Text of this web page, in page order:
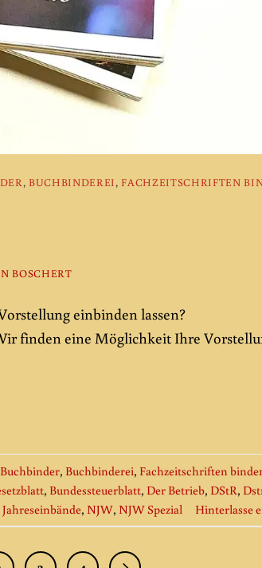
, BUCHBINDEREI, FACHZEITSCHRIFTEN
BOSCHERT
einbinden lassen?
finden eine Möglichkeit Ihre
Buchbinder, Buchbinderei, Fachzeitschriften
, Bundessteuerblatt, Der Betrieb, DStR,
Jahreseinbände, NJW, NJW Spezial Hinterlasse